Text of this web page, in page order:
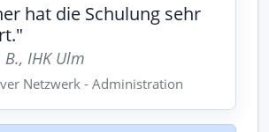
hat die Schulung sehr
B., IHK Ulm
Netzwerk - Administration